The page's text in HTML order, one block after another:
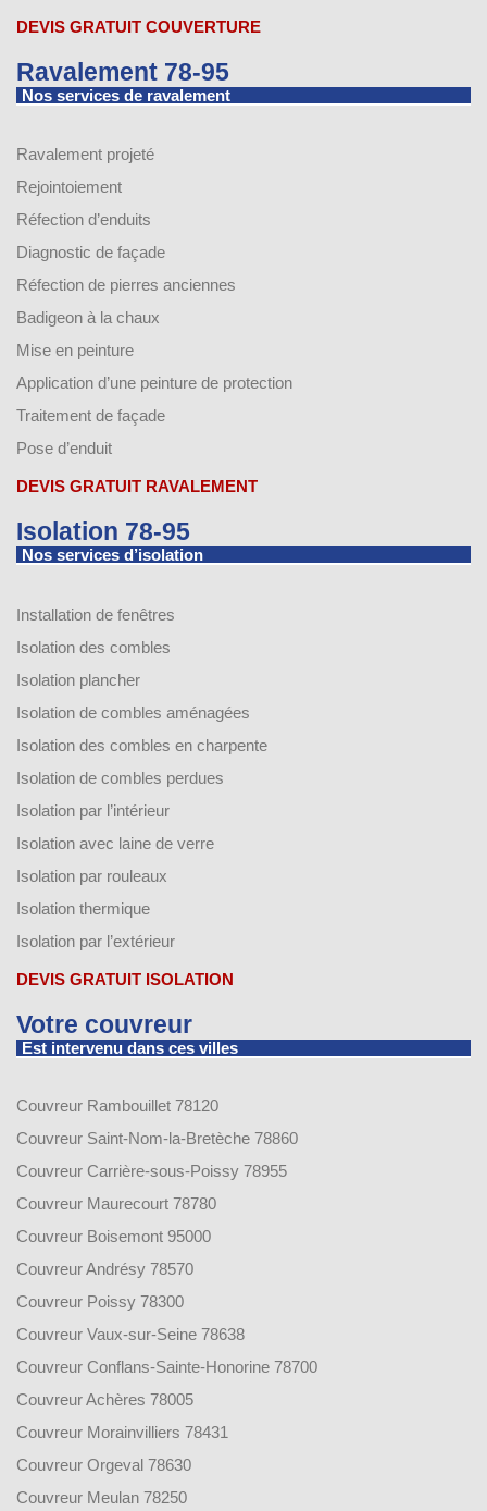
DEVIS GRATUIT COUVERTURE
Ravalement 78-95
Nos services de ravalement
Ravalement projeté
Rejointoiement
Réfection d’enduits
Diagnostic de façade
Réfection de pierres anciennes
Badigeon à la chaux
Mise en peinture
Application d’une peinture de protection
Traitement de façade
Pose d’enduit
DEVIS GRATUIT RAVALEMENT
Isolation 78-95
Nos services d’isolation
Installation de fenêtres
Isolation des combles
Isolation plancher
Isolation de combles aménagées
Isolation des combles en charpente
Isolation de combles perdues
Isolation par l’intérieur
Isolation avec laine de verre
Isolation par rouleaux
Isolation thermique
Isolation par l’extérieur
DEVIS GRATUIT ISOLATION
Votre couvreur
Est intervenu dans ces villes
Couvreur Rambouillet 78120
Couvreur Saint-Nom-la-Bretèche 78860
Couvreur Carrière-sous-Poissy 78955
Couvreur Maurecourt 78780
Couvreur Boisemont 95000
Couvreur Andrésy 78570
Couvreur Poissy 78300
Couvreur Vaux-sur-Seine 78638
Couvreur Conflans-Sainte-Honorine 78700
Couvreur Achères 78005
Couvreur Morainvilliers 78431
Couvreur Orgeval 78630
Couvreur Meulan 78250